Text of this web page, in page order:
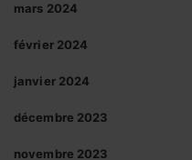
mars 2024
février 2024
janvier 2024
décembre 2023
novembre 2023